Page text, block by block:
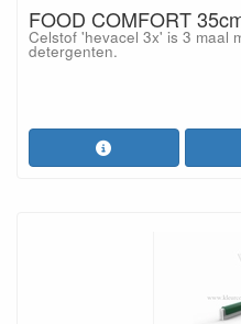
FOOD COMFORT
Celstof 'hevacel 3x' is 3 maal
detergenten.